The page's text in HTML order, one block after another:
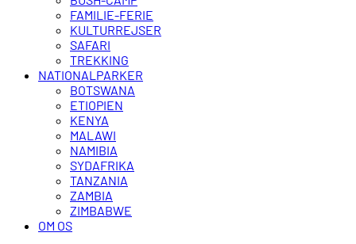
FAMILIE-FERIE
KULTURREJSER
SAFARI
TREKKING
NATIONALPARKER
BOTSWANA
ETIOPIEN
KENYA
MALAWI
NAMIBIA
SYDAFRIKA
TANZANIA
ZAMBIA
ZIMBABWE
OM OS